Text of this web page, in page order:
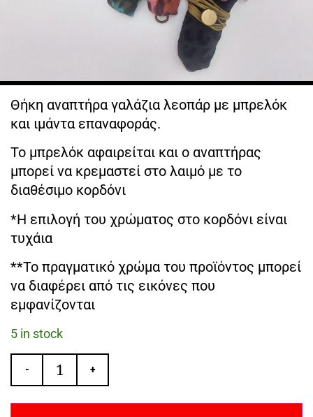
Θήκη αναπτήρα γαλάζια λεοπάρ με μπρελόκ
και ιμάντα επαναφοράς.
Το μπρελόκ αφαιρείται και ο αναπτήρας
μπορεί να κρεμαστεί στο λαιμό με το
διαθέσιμο κορδόνι
*Η επιλογή του χρώματος στο κορδόνι είναι
τυχάια
**Το πραγματικό χρώμα του προϊόντος μπορεί
να διαφέρει από τις εικόνες που
εμφανίζονται
5 in stock
- +